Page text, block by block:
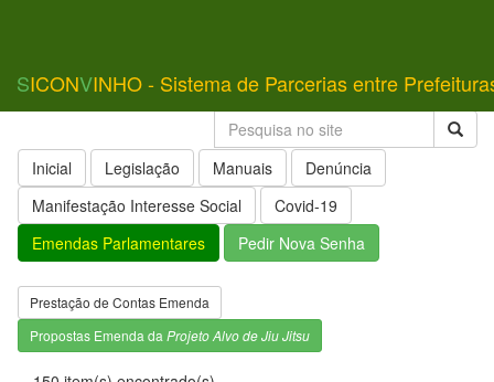
SICONVINHO - Sistema de Parcerias entre
Inicial Legislação Manuais
Denúncia
Manifestação Interesse Social
Covid-19
Emendas Parlamentares
Pedir Nova Senha
Prestação de Contas Emenda
Propostas Emenda da Projeto Alvo de Jiu Jitsu